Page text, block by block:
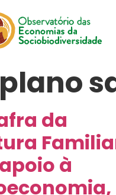
plano
da
à